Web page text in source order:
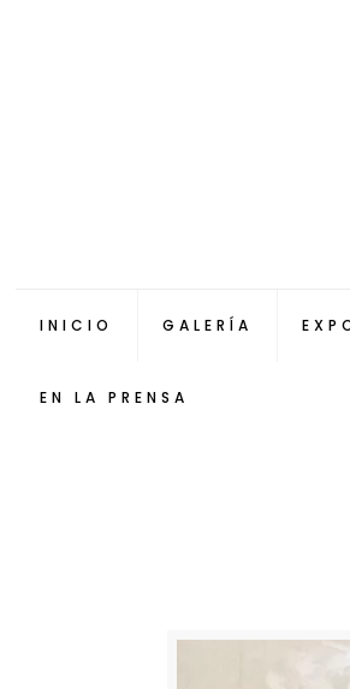
INICIO GALERÍA
EN LA PRENSA